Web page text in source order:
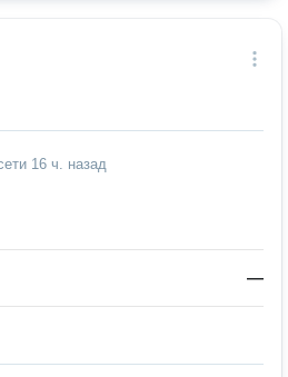
16 ч. назад
—